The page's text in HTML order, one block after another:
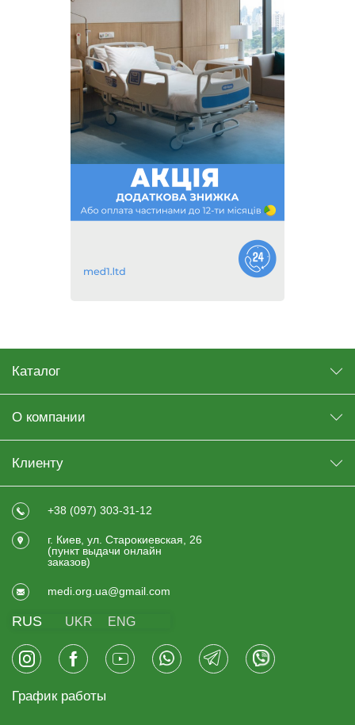
Каталог
О компании
Клиенту
+38 (097) 303-31-12
г. Киев, ул. Старокиевская, 26
(пункт выдачи онлайн
заказов)
medi.org.ua@gmail.com
RUS UKR ENG
График работы